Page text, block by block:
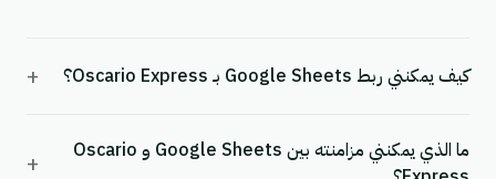
كيف يمكنني ربط Google Sheets بـ Oscario Express؟ +
ما الذي يمكنني مزامنته بين Google Sheets و Oscario
+